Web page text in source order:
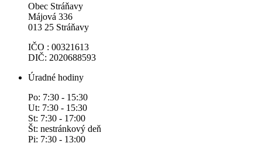
Obec Stráňavy
Májová 336
013 25 Stráňavy
IČO : 00321613
DIČ: 2020688593
Úradné hodiny
Po: 7:30 - 15:30
Ut: 7:30 - 15:30
St: 7:30 - 17:00
Št: nestránkový deň
Pi: 7:30 - 13:00